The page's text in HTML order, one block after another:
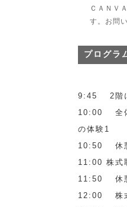
ＣＡＮＶ
す。お問
プログラ
9:45 2階に
10:00 全体
の体験1
10:50 休
11:00 株式
11:50 休
12:00 株式